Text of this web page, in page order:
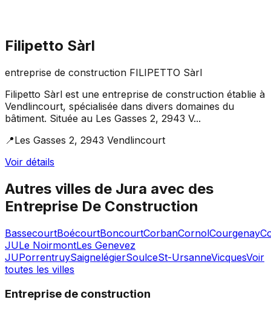
Filipetto Sàrl
entreprise de construction FILIPETTO Sàrl
Filipetto Sàrl est une entreprise de construction établie à
Vendlincourt, spécialisée dans divers domaines du
bâtiment. Située au Les Gasses 2, 2943 V...
📍Les Gasses 2, 2943 Vendlincourt
Voir détails
Autres villes de Jura avec des
Entreprise De Construction
BassecourtBoécourtBoncourtCorbanCornolCourgenay
JULe NoirmontLes Genevez
JUPorrentruySaignelégierSoulceSt-UrsanneVicquesVoir
toutes les villes
Entreprise de construction